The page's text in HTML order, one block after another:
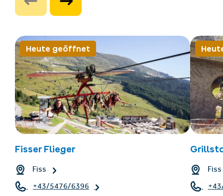
Heute geöffnet
Fisser Flieger
Fiss
+43/5476/6396
Fiss